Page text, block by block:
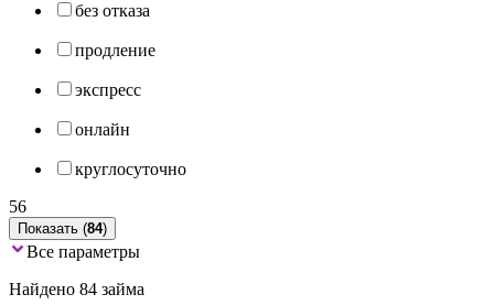
без отказа
продление
экспресс
онлайн
круглосуточно
56
Показать (84)
Все параметры
Найдено 84 займа